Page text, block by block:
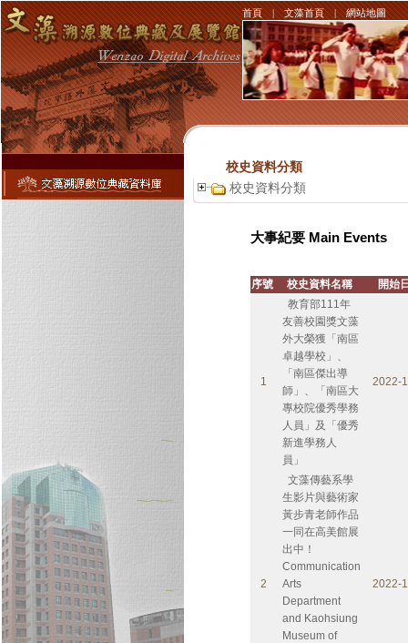
首頁|文藻首頁|網站地圖
校史資料分類
校史資料分類
大事紀要 Main Events
序號 校史資料名稱 開始
1
教育部111年
友善校園獎文藻
外大榮獲「南區
卓越學校」、
「南區傑出導
師」、「南區大
專校院優秀學務
人員」及「優秀
新進學務人
員」
2022-
2
文藻傳藝系學
生影片與藝術家
黃步青老師作品
一同在高美館展
出中！
Communication
Arts
Department
and Kaohsiung
Museum of
2022-